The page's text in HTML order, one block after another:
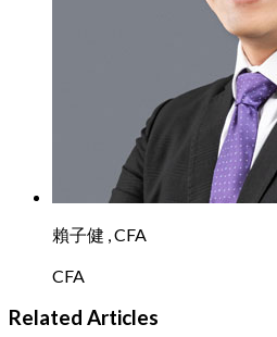
賴子健 , CFA
CFA
Related Articles